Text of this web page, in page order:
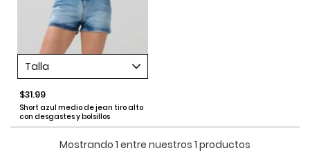
Talla
$31.99
Short azul medio de jean tiro alto
con desgastes y bolsillos
Mostrando 1 entre nuestros 1 productos